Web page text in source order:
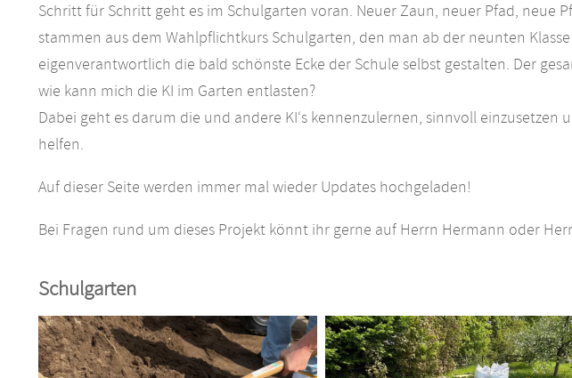
Schritt für Schritt geht es im Schulgarten voran. Neuer Zaun, neuer Pfad, neue
stammen aus dem Wahlpflichtkurs Schulgarten, den man ab der neunten
eigenverantwortlich die bald schönste Ecke der Schule selbst gestalten. Der
wie kann mich die KI im Garten entlasten?
Dabei geht es darum die und andere KI‘s kennenzulernen, sinnvoll
helfen.
Auf dieser Seite werden immer mal wieder Updates hochgeladen!
Bei Fragen rund um dieses Projekt könnt ihr gerne auf Herrn Hermann oder
Schulgarten